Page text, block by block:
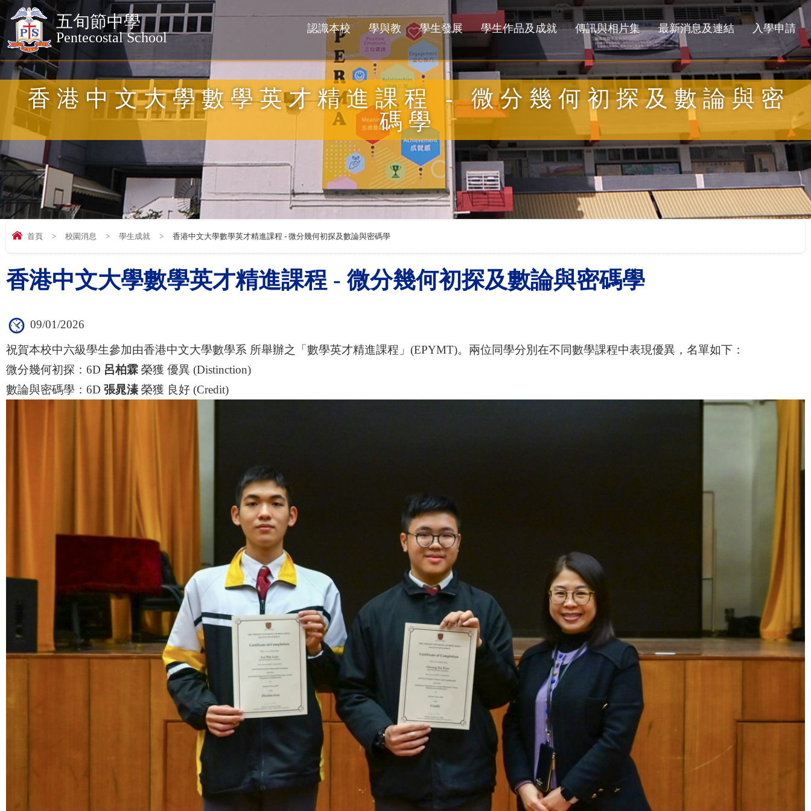
五旬節中學
Pentecostal School
認識本校 學與教 學生發展 學生作品及成就 傳訊與相片集 最新消息及連結 入學申請
香港中文大學數學英才精進課程 - 微分幾何初探及數論與密
碼學
首頁 > 校園消息 > 學生成就 > 香港中文大學數學英才精進課程 - 微分幾何初探及數論與密碼學
香港中文大學數學英才精進課程 - 微分幾何初探及數論與密碼學
09/01/2026
祝賀本校中六級學生參加由香港中文大學數學系 所舉辦之「數學英才精進課程」(EPYMT)。兩位同學分別在不同數學課程中表現優異，名單如下：
微分幾何初探：6D 呂柏霖 榮獲 優異 (Distinction)
數論與密碼學：6D 張晁溱榮獲 良好 (Credit)